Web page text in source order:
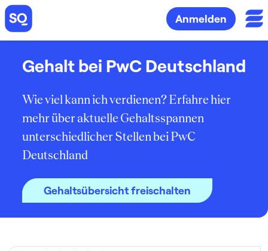
Anmelden
Gehalt bei PwC Deutschland
Wie viel kann ich verdienen? Erfahre hier
mehr über aktuelle Gehaltsspannen
unterschiedlicher Stellen bei PwC
Deutschland
Gehaltsübersicht freischalten